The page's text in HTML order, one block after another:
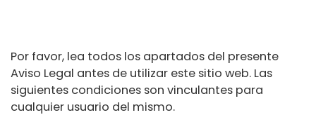
Por favor, lea todos los apartados del presente
Aviso Legal antes de utilizar este sitio web. Las
siguientes condiciones son vinculantes para
cualquier usuario del mismo.